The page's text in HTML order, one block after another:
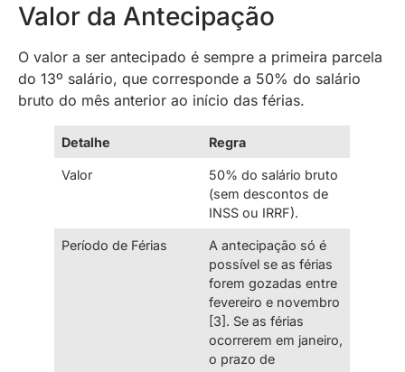
Valor da Antecipação
O valor a ser antecipado é sempre a primeira parcela
do 13º salário, que corresponde a 50% do salário
bruto do mês anterior ao início das férias.
Detalhe Regra
Valor
50% do salário bruto
(sem descontos de
INSS ou IRRF).
Período de Férias
A antecipação só é
possível se as férias
forem gozadas entre
fevereiro e novembro
[3]. Se as férias
ocorrerem em janeiro,
o prazo de